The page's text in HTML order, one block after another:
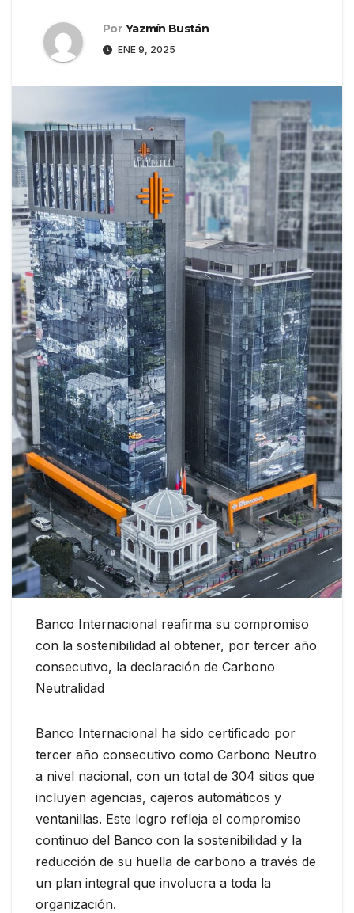
Por Yazmín Bustán
ENE 9, 2025
Banco Internacional reafirma su compromiso
con la sostenibilidad al obtener, por tercer año
consecutivo, la declaración de Carbono
Neutralidad
Banco Internacional ha sido certificado por
tercer año consecutivo como Carbono Neutro
a nivel nacional, con un total de 304 sitios que
incluyen agencias, cajeros automáticos y
ventanillas. Este logro refleja el compromiso
continuo del Banco con la sostenibilidad y la
reducción de su huella de carbono a través de
un plan integral que involucra a toda la
organización.